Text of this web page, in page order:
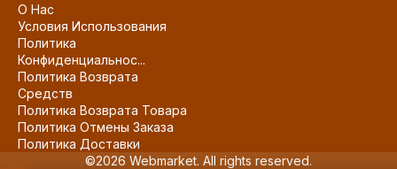
О Нас
Условия Использования
Политика
Конфиденциальнос...
Политика Возврата
Средств
Политика Возврата Товара
Политика Отмены Заказа
Политика Доставки
©2026 Webmarket. All rights reserved.